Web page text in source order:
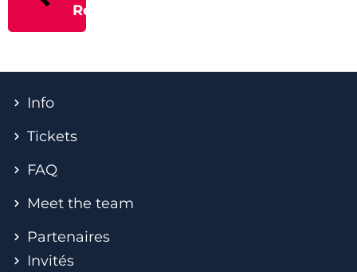
Retour
Info
Tickets
FAQ
Meet the team
Partenaires
Invités